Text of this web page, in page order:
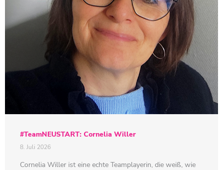
#TeamNEUSTART: Cornelia Willer
8. Juli 2026
Cornelia Willer ist eine echte Teamplayerin, die weiß, wie